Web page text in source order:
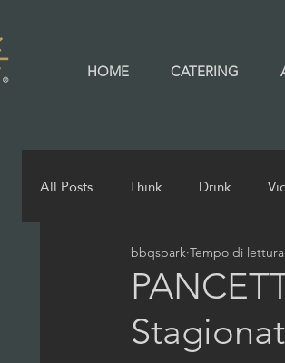
HOME CATERING
All Posts Think Drink
bbqspark Tempo di